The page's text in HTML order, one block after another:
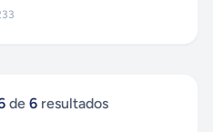
de 6resultados